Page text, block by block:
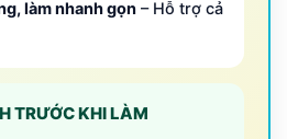
làm nhanh gọn – Hỗ trợ cả
TRƯỚC KHI LÀM